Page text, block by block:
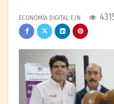
ECONOMÍA DIGITAL E/N